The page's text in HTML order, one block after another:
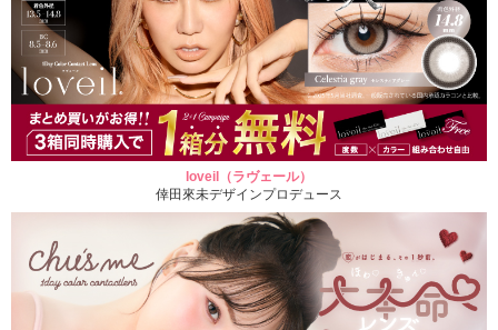
loveil（ラヴェール）
倖田來未デザインプロデュース